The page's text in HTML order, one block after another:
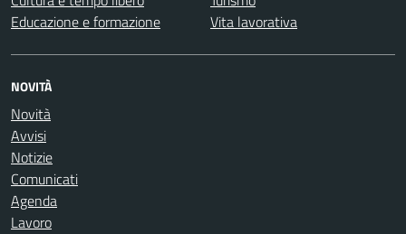
Educazione e formazione
Vita lavorativa
NOVITÀ
Novità
Avvisi
Notizie
Comunicati
Agenda
Lavoro